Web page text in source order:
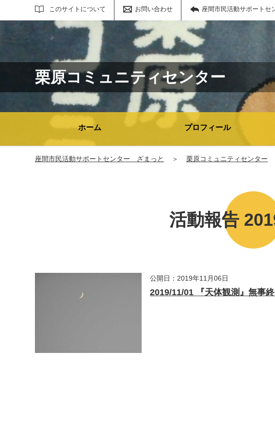
このサイトについて お問い合わせ 座間市民活動サポート
サイト内検索
栗原コミュニティセンター
ホーム プロフィール
座間市民活動サポートセンター ざまっと ＞ 栗原コミュニティセンター
活動報告
公開日：2019年11月06日
2019/11/01 『天体観測』無事